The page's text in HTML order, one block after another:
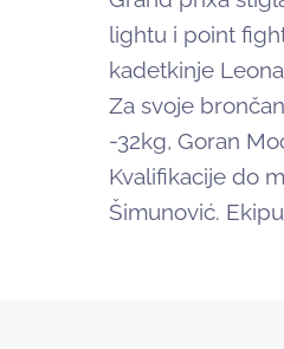
lightu i point
kadetkinje
Za svoje
-32kg, Goran
Kvalifikacije do
Šimunović.